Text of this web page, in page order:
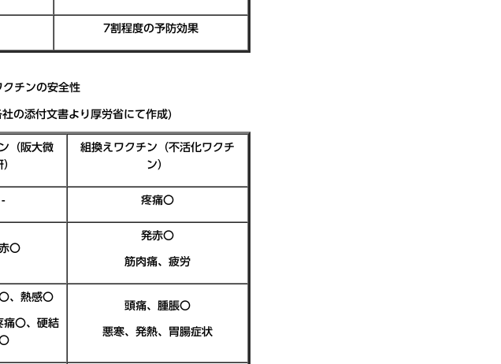
7割程度の予防効果
クチンの安全性
の添付文書より厚労省にて作成)
（阪大微
組換えワクチン（不活化ワクチ
ン）
- 疼痛〇
〇
発赤〇
筋肉痛、疲労
、熱感〇
痛〇、硬結
頭痛、腫脹〇
悪寒、発熱、胃腸症状